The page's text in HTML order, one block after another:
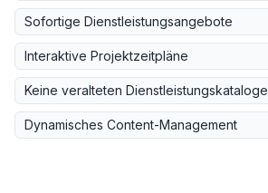
Sofortige Dienstleistungsangebote
Interaktive Projektzeitpläne
Keine veralteten Dienstleistungskataloge
Dynamisches Content-Management